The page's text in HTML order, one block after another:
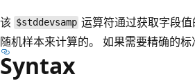
该 $stddevsamp 运算符通过获取字段
随机样本来计算的。 如果需要精确的
Syntax